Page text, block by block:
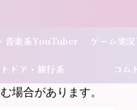
音楽系YouTuber ゲーム実
ドア・旅行系
YouTuber
コム
場合があります。